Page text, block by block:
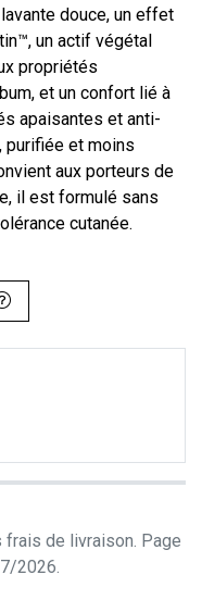
douce, un effet
un actif végétal
propriétés
et un confort lié à
apaisantes et anti-
purifiée et moins
aux porteurs de
il est formulé sans
cutanée.
frais de livraison. Page
2026.